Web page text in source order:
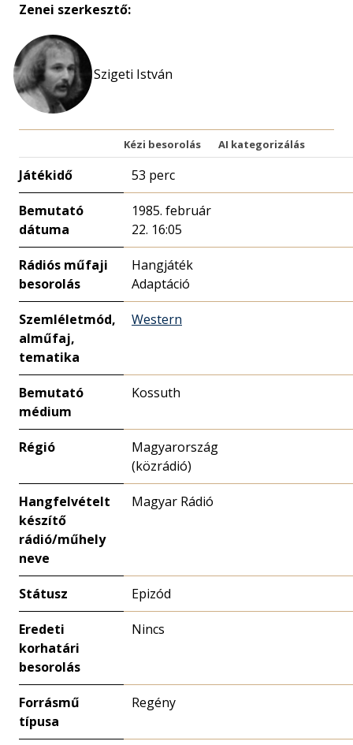
Zenei szerkesztő:
Szigeti István
Kézi besorolás AI kategorizálás
Játékidő 53 perc
Bemutató
dátuma
1985. február
22. 16:05
Rádiós műfaji
besorolás
Hangjáték
Adaptáció
Szemléletmód,
alműfaj,
tematika
Western
Bemutató
médium
Kossuth
Régió
Magyarország
(közrádió)
Hangfelvételt
készítő
rádió/műhely
neve
Magyar Rádió
Státusz Epizód
Eredeti
korhatári
besorolás
Nincs
Forrásmű
típusa
Regény